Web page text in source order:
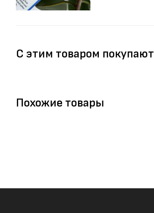
С этим товаром покупают
Похожие товары